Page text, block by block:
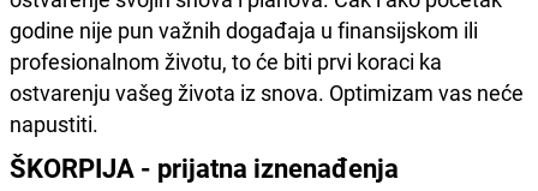
godine nije pun važnih događaja u finansijskom ili
profesionalnom životu, to će biti prvi koraci ka
ostvarenju vašeg života iz snova. Optimizam vas neće
napustiti.
ŠKORPIJA - prijatna iznenađenja